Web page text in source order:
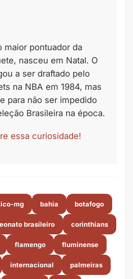
maior pontuador da
nasceu em Natal. O
a ser draftado pelo
na NBA em 1984, mas
para não ser impedido
Brasileira na época.
essa curiosidade!
mg bahia botafogo
brasileiro corinthians
flamengo fluminense
internacional palmeiras